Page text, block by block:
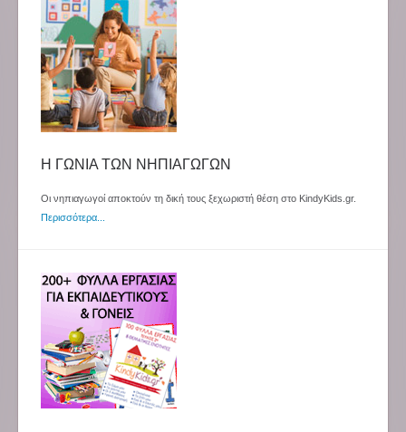
Η ΓΩΝΙΑ ΤΩΝ ΝΗΠΙΑΓΩΓΩΝ
Οι νηπιαγωγοί αποκτούν τη δική τους ξεχωριστή θέση στο KindyKids.gr.
Περισσότερα...